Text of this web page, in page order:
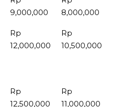
9,000,000
8,000,000
Rp
12,000,000
Rp
10,500,000
Rp
12,500,000
Rp
11,000,000